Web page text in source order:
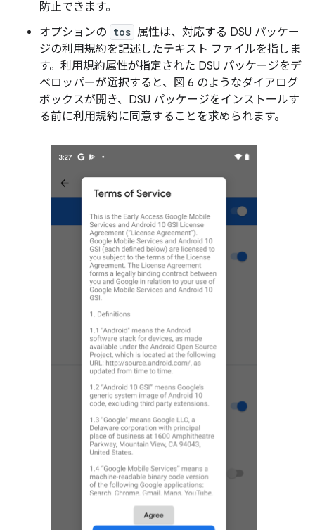
防止できます。
オプションの tos 属性は、対応する DSU パッケー
ジの利用規約を記述したテキスト ファイルを指しま
す。利用規約属性が指定された DSU パッケージをデ
ベロッパーが選択すると、図 6 のようなダイアログ
ボックスが開き、DSU パッケージをインストールす
る前に利用規約に同意することを求められます。